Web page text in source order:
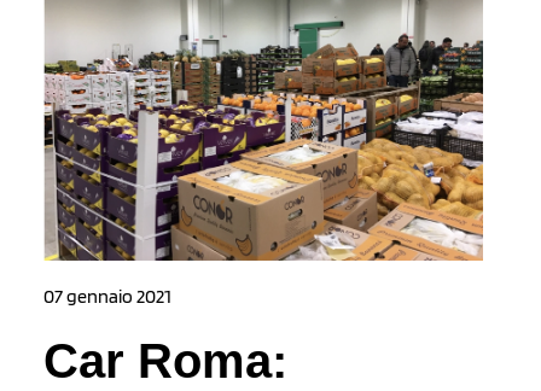
07 gennaio 2021
Car Roma: